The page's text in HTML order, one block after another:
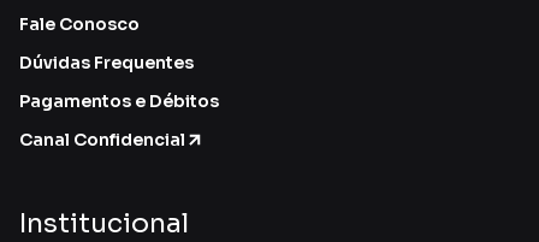
Fale Conosco
Dúvidas Frequentes
Pagamentos e Débitos
Canal Confidencial
Institucional